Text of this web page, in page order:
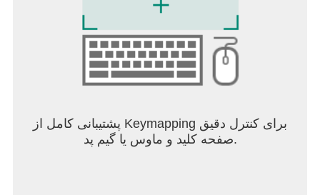
پشتیبانی کامل از Keymapping برای کنترل دقیق
صفحه کلید و ماوس یا گیم پد.